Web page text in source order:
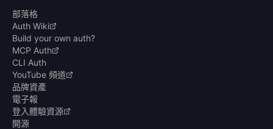
部落格
Auth Wiki
Build your own auth?
MCP Auth
CLI Auth
YouTube 頻道
品牌資產
電子報
登入體驗資源
開源